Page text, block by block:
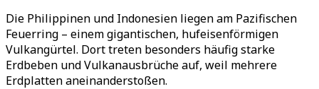
Die Philippinen und Indonesien liegen am Pazifischen
Feuerring – einem gigantischen, hufeisenförmigen
Vulkangürtel. Dort treten besonders häufig starke
Erdbeben und Vulkanausbrüche auf, weil mehrere
Erdplatten aneinanderstoßen.